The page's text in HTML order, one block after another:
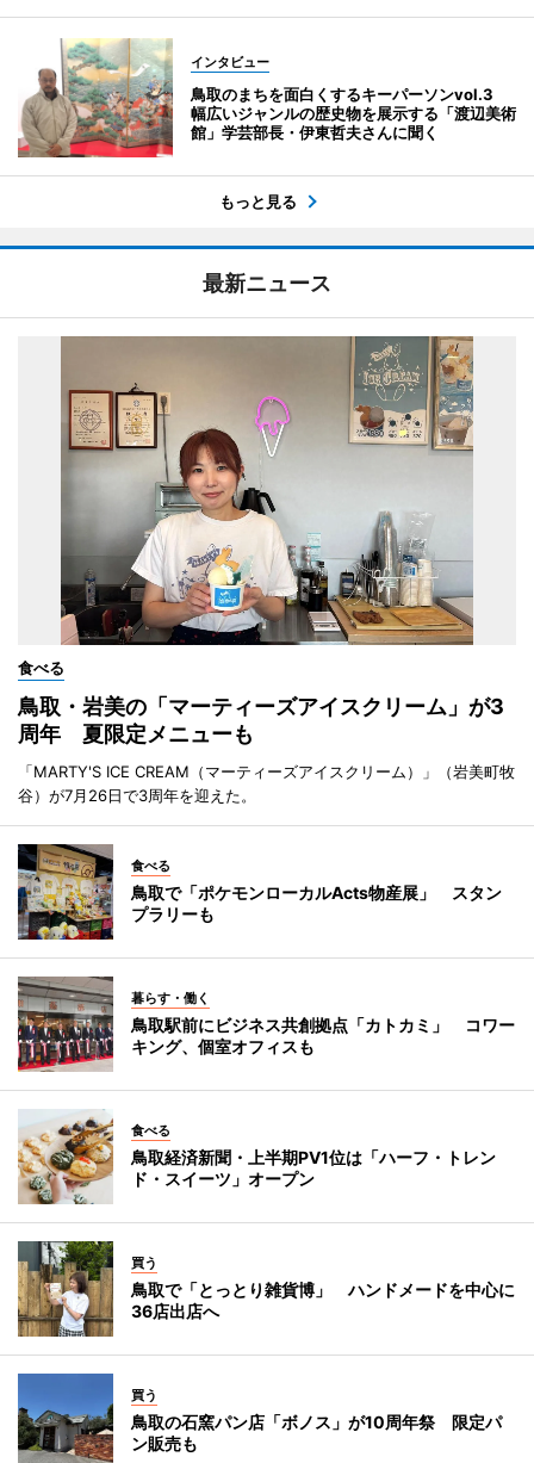
インタビュー
鳥取のまちを面白くするキーパーソンvol.3
幅広いジャンルの歴史物を展示する「渡辺美術
館」学芸部長・伊東哲夫さんに聞く
もっと見る
最新ニュース
食べる
鳥取・岩美の「マーティーズアイスクリーム」が3
周年 夏限定メニューも
「MARTY'S ICE CREAM（マーティーズアイスクリーム）」（岩美町牧
谷）が7月26日で3周年を迎えた。
食べる
鳥取で「ポケモンローカルActs物産展」 スタン
プラリーも
暮らす・働く
鳥取駅前にビジネス共創拠点「カトカミ」 コワー
キング、個室オフィスも
食べる
鳥取経済新聞・上半期PV1位は「ハーフ・トレン
ド・スイーツ」オープン
買う
鳥取で「とっとり雑貨博」 ハンドメードを中心に
36店出店へ
買う
鳥取の石窯パン店「ボノス」が10周年祭 限定パ
ン販売も